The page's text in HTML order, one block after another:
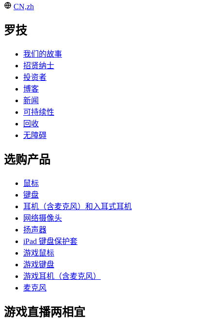
CN,zh
罗技
我们的故事
招贤纳士
投资者
博客
新闻
可持续性
回收
无障碍
选购产品
鼠标
键盘
耳机（含麦克风）和入耳式耳机
网络摄像头
扬声器
iPad 键盘保护套
游戏鼠标
游戏键盘
游戏耳机（含麦克风）
麦克风
游戏直播两相宜